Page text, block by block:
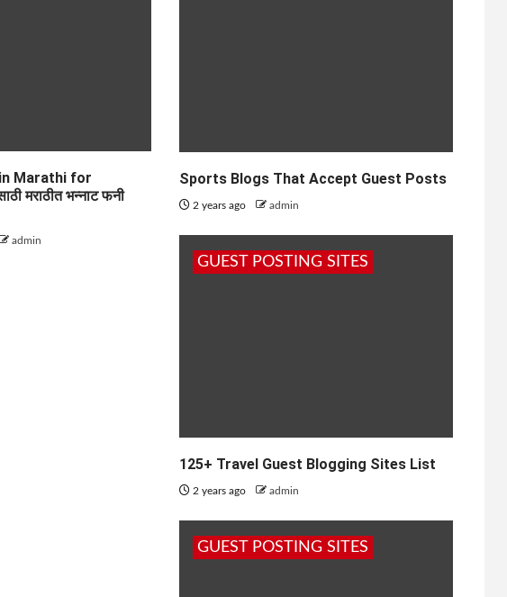
Marathi for
मराठीत भन्नाट फनी
admin
Sports Blogs That Accept Guest Posts
2 years ago admin
GUEST POSTING SITES
125+ Travel Guest Blogging Sites List
2 years ago admin
GUEST POSTING SITES